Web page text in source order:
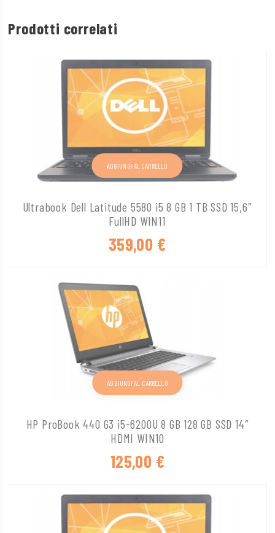
Prodotti correlati
Ultrabook Dell Latitude 5580 i5 8 GB 1 TB SSD 15,6″
FullHD WIN11
359,00 €
AGGIUNGI AL CARRELLO
HP ProBook 440 G3 i5-6200U 8 GB 128 GB SSD 14″
HDMI WIN10
125,00 €
AGGIUNGI AL CARRELLO